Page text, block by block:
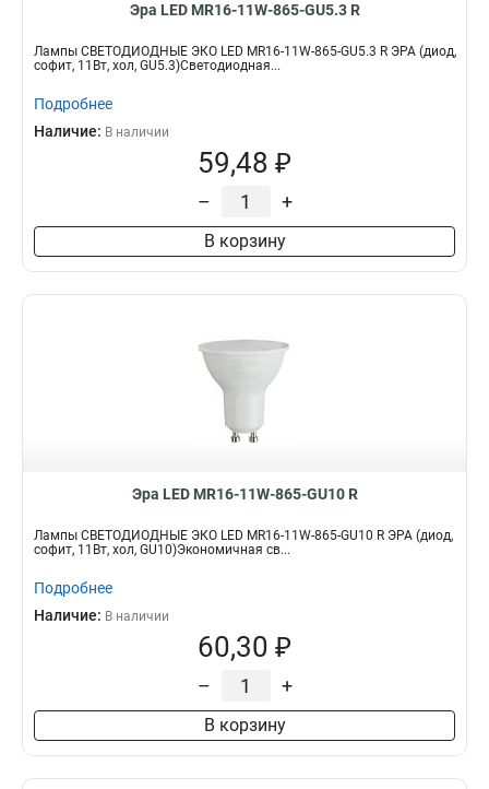
Эра LED MR16-11W-865-GU5.3 R
Лампы СВЕТОДИОДНЫЕ ЭКО LED MR16-11W-865-GU5.3 R ЭРА (диод,
софит, 11Вт, хол, GU5.3)Светодиодная...
Подробнее
Наличие: В наличии
59,48 ₽
– +
В корзину
Эра LED MR16-11W-865-GU10 R
Лампы СВЕТОДИОДНЫЕ ЭКО LED MR16-11W-865-GU10 R ЭРА (диод,
софит, 11Вт, хол, GU10)Экономичная св...
Подробнее
Наличие: В наличии
60,30 ₽
– +
В корзину